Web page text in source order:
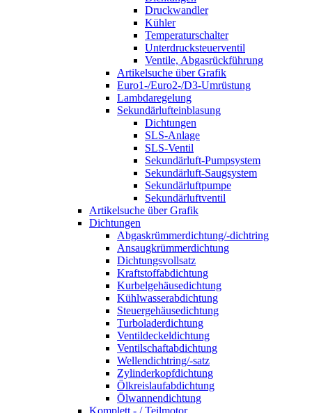
Druckwandler
Kühler
Temperaturschalter
Unterdrucksteuerventil
Ventile, Abgasrückführung
Artikelsuche über Grafik
Euro1-/Euro2-/D3-Umrüstung
Lambdaregelung
Sekundärlufteinblasung
Dichtungen
SLS-Anlage
SLS-Ventil
Sekundärluft-Pumpsystem
Sekundärluft-Saugsystem
Sekundärluftpumpe
Sekundärluftventil
Artikelsuche über Grafik
Dichtungen
Abgaskrümmerdichtung/-dichtring
Ansaugkrümmerdichtung
Dichtungsvollsatz
Kraftstoffabdichtung
Kurbelgehäusedichtung
Kühlwasserabdichtung
Steuergehäusedichtung
Turboladerdichtung
Ventildeckeldichtung
Ventilschaftabdichtung
Wellendichtring/-satz
Zylinderkopfdichtung
Ölkreislaufabdichtung
Ölwannendichtung
Komplett - / Teilmotor